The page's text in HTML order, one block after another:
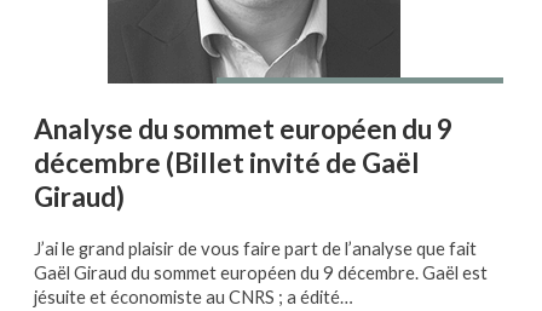
Analyse du sommet européen du 9
décembre (Billet invité de Gaël
Giraud)
J’ai le grand plaisir de vous faire part de l’analyse que fait
Gaël Giraud du sommet européen du 9 décembre. Gaël est
jésuite et économiste au CNRS ; a édité…